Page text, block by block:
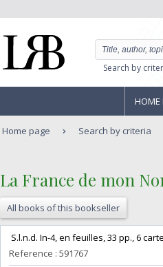
Search by
HOME
Home page Search by criteria
‎La France de mon
All books of this bookseller
S.l.n.d. In-4, en feuilles, 33 pp., 6
Reference : 591767